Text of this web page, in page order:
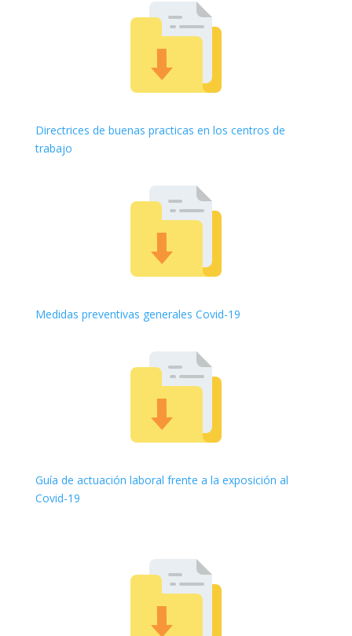
Directrices de buenas practicas en los centros de
trabajo
Medidas preventivas generales Covid-19
Guía de actuación laboral frente a la exposición al
Covid-19